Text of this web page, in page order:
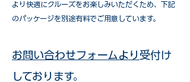
​より快適にクルーズをお楽しみいただくため、下記
のパッケージを別途有料でご用意しています。​
お問い合わせフォームより 受付け
しております。